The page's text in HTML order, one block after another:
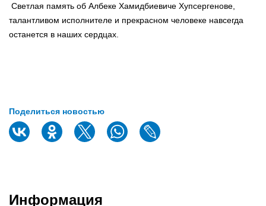
Светлая память об Албеке Хамидбиевиче Хупсергенове,
талантливом исполнителе и прекрасном человеке навсегда
останется в наших сердцах.
Поделиться новостью
Информация